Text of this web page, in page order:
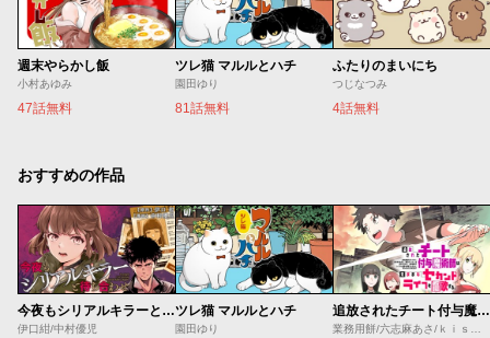
週末やらかし飯
小村あゆみ
47話無料
ツレ猫 マルルとハチ
園田ゆり
81話無料
ふたりのまいにち
つじなつみ
4話無料
おすすめの作品
今夜もシリアルキラーと待ち合わせ
伊口紺/中村優児
ツレ猫 マルルとハチ
園田ゆり
追放されたチート付与魔術師は気ままなセカンドライフを謳歌する。 ～俺は武器だけじゃなく、あらゆるものに『強化ポイント』を付与できるし、俺の意思でいつでも効果を解除できるけど、残った人たち大丈夫？～
業務用餅/六志麻あさ/ｋｉｓｕｉ